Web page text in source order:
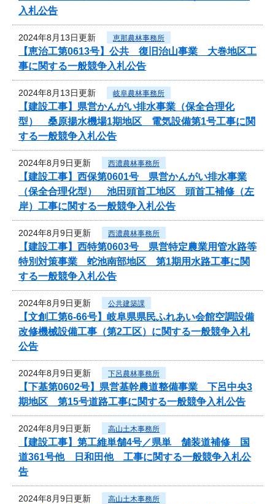
入札公告
2024年8月13日更新 恵那農林事務所
【恵治工第0613号】公共 復旧治山事業 大巻地区工
事に関する一般競争入札公告
2024年8月13日更新 岐阜農林事務所
【建設工事】県営かんがい排水事業（保全合理化
型） 桑原揚水機場1期地区 電気設備第1号工事に関
する一般競争入札公告
2024年8月9日更新 西濃農林事務所
【建設工事】西保第0601号 県営かんがい排水事業
（保全合理化型） 池田頭首工地区 頭首工補修（左
岸）工事に関する一般競争入札公告
2024年8月9日更新 西濃農林事務所
【建設工事】西特第0603号 県営特定農業用管水路等
特別対策事業 蛇池南部地区 第1期用水路工事に関
する一般競争入札公告
2024年8月9日更新 公共建築課
【文創工第6-66号】岐阜県県民ふれあい会館空調設備
改修機械設備工事（第2工区）に関する一般競争入札
公告
2024年8月9日更新 下呂農林事務所
【下基第0602号】県営基幹農道整備事業 下呂中央3
期地区 第15号道路工事に関する一般競争入札公告
2024年8月9日更新 高山土木事務所
【建設工事】第工維単舗4号／県単 舗装道補修 国
道361号他 日和田他 工事に関する一般競争入札公
告
2024年8月9日更新 高山土木事務所